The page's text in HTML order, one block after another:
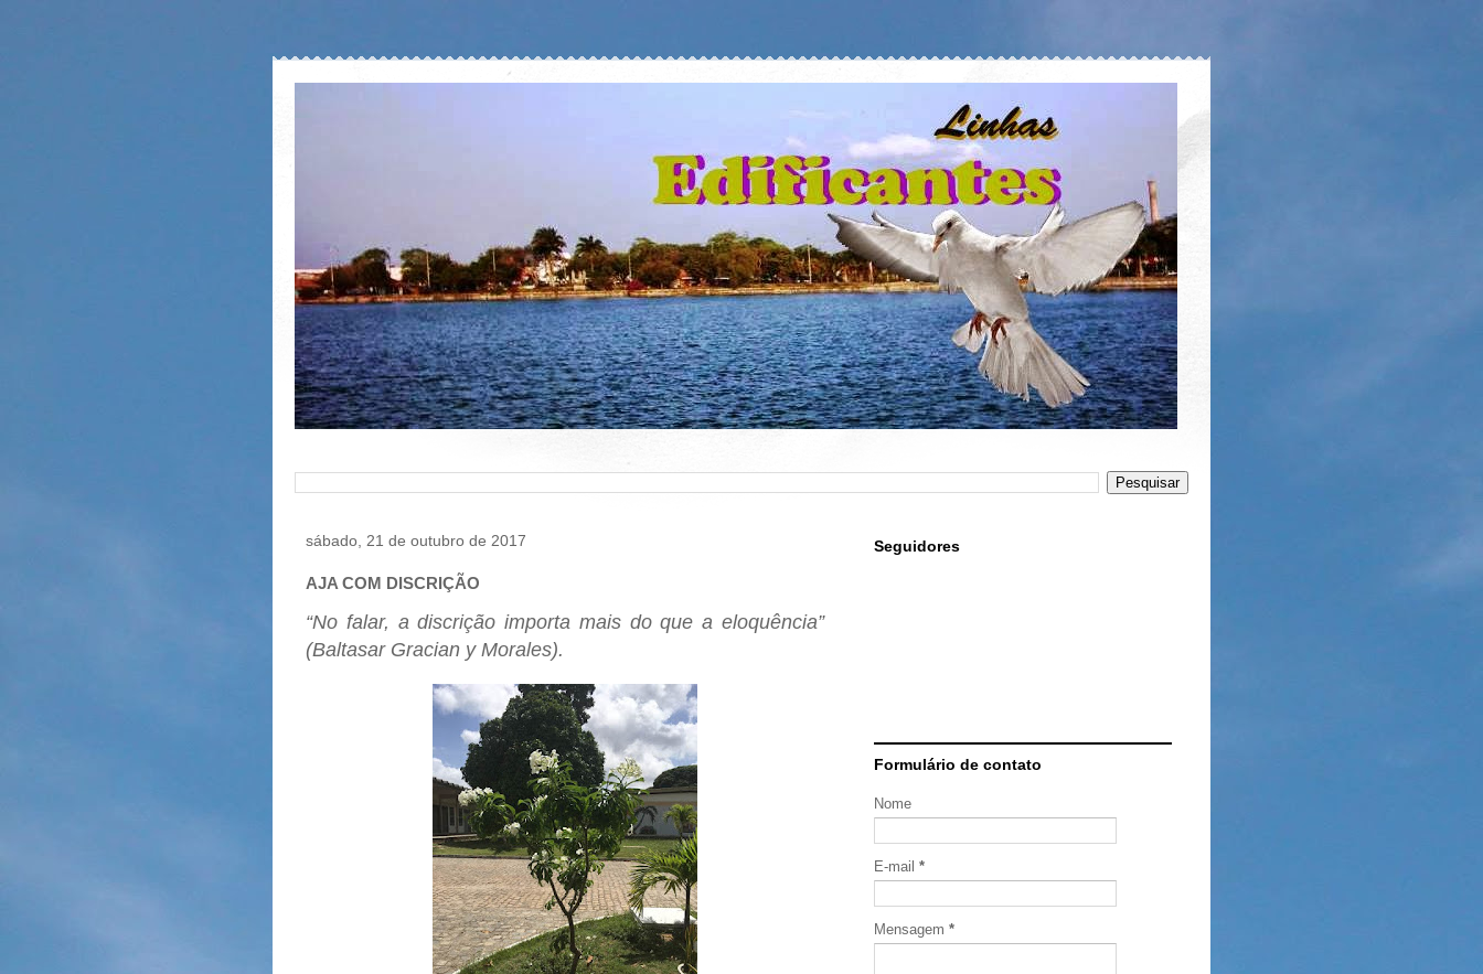
sábado, 21 de outubro de 2017
AJA COM DISCRIÇÃO
“No falar, a discrição importa mais do que a eloquência”
(Baltasar Gracian y Morales).
Seguidores
Formulário de contato
Nome
E-mail *
Mensagem *